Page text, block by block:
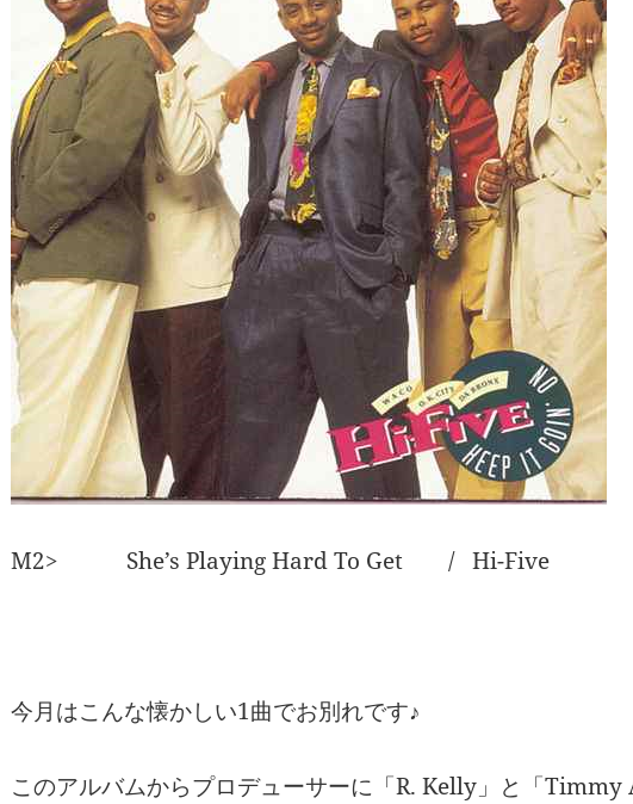
M2> She’s Playing Hard To Get / Hi-Five
今月はこんな懐かしい1曲でお別れです♪
このアルバムからプロデューサーに「R. Kelly」と「Timmy